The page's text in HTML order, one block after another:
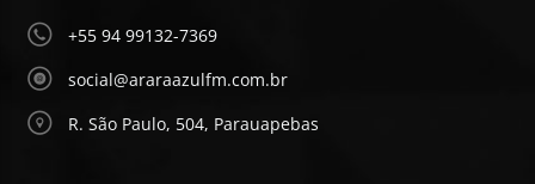
+55 94 99132-7369
social@araraazulfm.com.br
R. São Paulo, 504, Parauapebas